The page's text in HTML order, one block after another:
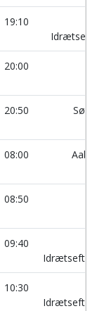
19:10
20:00
20:50
08:00
08:50
09:40
10:30